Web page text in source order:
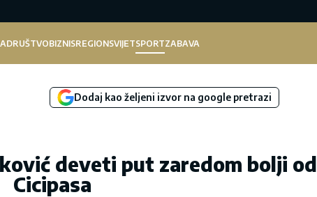
DRUŠTVOBIZNISREGIONSVIJETSPORTZABAVA
Dodaj kao željeni izvor na google pretrazi
deveti put zaredom bolji od
Cicipasa